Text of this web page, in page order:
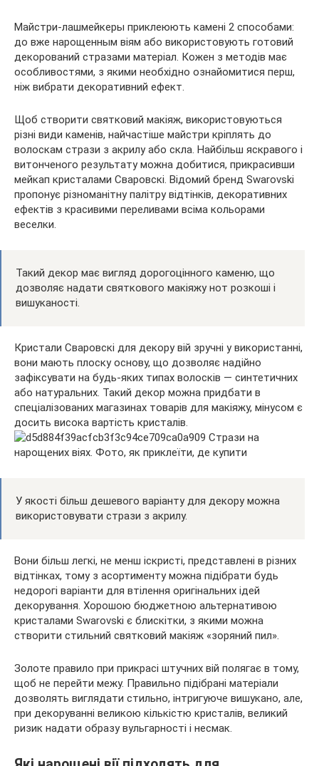
Майстри-лашмейкеры приклеюють камені 2 способами:
до вже нарощенным віям або використовують готовий
декорований стразами матеріал. Кожен з методів має
особливостями, з якими необхідно ознайомитися перш,
ніж вибрати декоративний ефект.
Щоб створити святковий макіяж, використовуються
різні види каменів, найчастіше майстри кріплять до
волоскам стрази з акрилу або скла. Найбільш яскравого і
витонченого результату можна добитися, прикрасивши
мейкап кристалами Сваровскі. Відомий бренд Swarovski
пропонує різноманітну палітру відтінків, декоративних
ефектів з красивими переливами всіма кольорами
веселки.
Такий декор має вигляд дорогоцінного каменю, що
дозволяє надати святкового макіяжу нот розкоші і
вишуканості.
Кристали Сваровскі для декору вій зручні у використанні,
вони мають плоску основу, що дозволяє надійно
зафіксувати на будь-яких типах волосків — синтетичних
або натуральних. Такий декор можна придбати в
спеціалізованих магазинах товарів для макіяжу, мінусом є
досить висока вартість кристалів.
У якості більш дешевого варіанту для декору можна
використовувати стрази з акрилу.
Вони більш легкі, не менш іскристі, представлені в різних
відтінках, тому з асортименту можна підібрати будь
недорогі варіанти для втілення оригінальних ідей
декорування. Хорошою бюджетною альтернативою
кристалами Swarovski є блискітки, з якими можна
створити стильний святковий макіяж «зоряний пил».
Золоте правило при прикрасі штучних вій полягає в тому,
щоб не перейти межу. Правильно підібрані матеріали
дозволять виглядати стильно, інтригуюче вишукано, але,
при декоруванні великою кількістю кристалів, великий
ризик надати образу вульгарності і несмак.